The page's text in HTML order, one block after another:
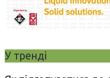
У тренді